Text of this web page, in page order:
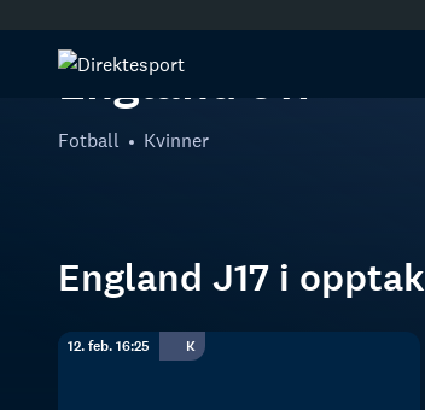
England J17
Fotball Kvinner
England J17 i opptak
12. feb. 16:25 K